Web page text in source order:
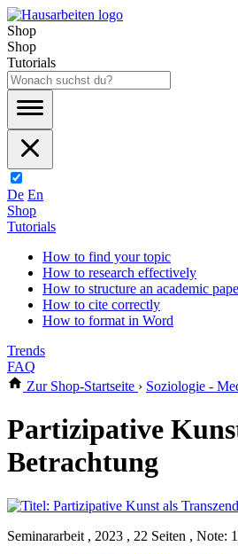
Shop
Shop
Tutorials
De En
Shop
Tutorials
How to find your topic
How to research effectively
How to structure an academic
How to cite correctly
How to format in Word
Trends
FAQ
Zur Shop-Startseite › Soziologie -
Partizipative
Betrachtung
Seminararbeit , 2023 , 22 Seiten , Note: